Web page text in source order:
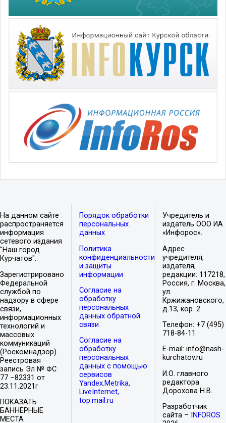
На данном сайте
распространяется
информация
сетевого издания
"Наш город
Курчатов".
Зарегистрировано
Федеральной
службой по
надзору в сфере
связи,
информационных
технологий и
массовых
коммуникаций
(Роскомнадзор).
Реестровая
запись Эл № ФС
77 –82331 от
23.11.2021г
ПОКАЗАТЬ
БАННЕРНЫЕ
МЕСТА
Порядок обработки
персональных
данных
Политика
конфиденциальности
и защиты
информации
Согласие на
обработку
персональных
данных обратной
связи
Согласие на
обработку
персональных
данных с помощью
сервисов
Yandex.Metrika,
LiveInternet,
top.mail.ru
Учредитель и
издатель ООО ИА
«Инфорос».
Адрес
учредителя,
издателя,
редакции: 117218,
Россия, г. Москва,
ул.
Кржижановского,
д.13, кор. 2
Телефон: +7 (495)
718-84-11
E-mail: info@nash-
kurchatov.ru
И.О. главного
редактора
Дорохова Н.В.
Разработчик
сайта –
INFOROS